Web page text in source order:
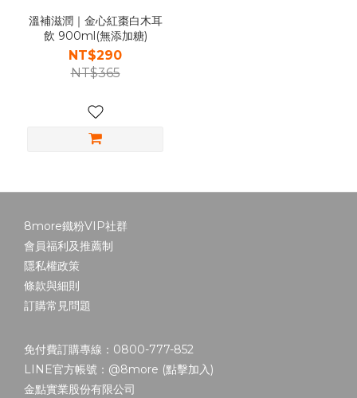
溫補滋潤｜金心紅棗白木耳
飲 900ml(無添加糖)
NT$290
NT$365
8more鐵粉VIP社群
會員福利及推薦制
隱私權政策
條款與細則
訂購常見問題
免付費訂購專線：0800-777-852
LINE官方帳號：@8more (點擊加入)
金點實業股份有限公司